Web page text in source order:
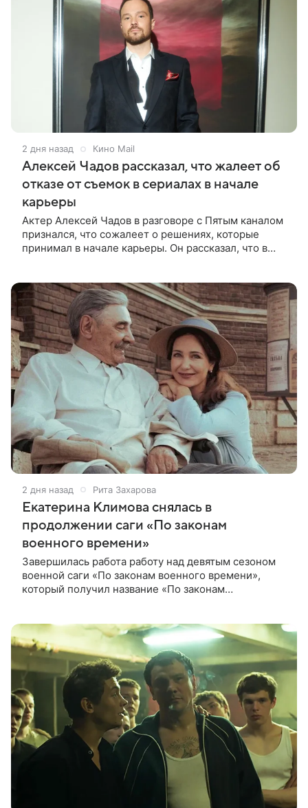
2 дня назад Кино Mail
Алексей Чадов рассказал, что жалеет об
отказе от съемок в сериалах в начале
карьеры
Актер Алексей Чадов в разговоре с Пятым каналом
признался, что сожалеет о решениях, которые
принимал в начале карьеры. Он рассказал, что в
2 дня назад Рита Захарова
Екатерина Климова снялась в
продолжении саги «По законам
военного времени»
Завершилась работа работу над девятым сезоном
военной саги «По законам военного времени»,
который получил название «По законам